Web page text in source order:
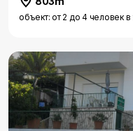
объект: от 2 до 4 человек